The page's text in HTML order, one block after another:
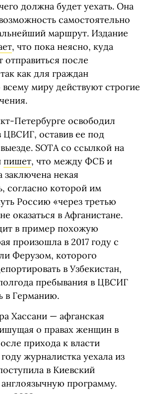
должна будет уехать. Она
самостоятельно
маршрут. Издание
, что пока неясно, куда
после
как для граждан
миру действуют строгие
Петербурге освободил
ЦВСИГ, оставив ее под
SOTA со ссылкой на
пишет, что между ФСБ и
некая
согласно которой им
Россию «через третью
оказаться в Афганистане.
в пример похожую
произошла в 2017 году с
Ферузом, которого
в Узбекистан,
пребывания в ЦВСИГ
в Германию.
Хассани — афганская
о правах женщин в
прихода к власти
журналистка уехала из
в Киевский
программу.